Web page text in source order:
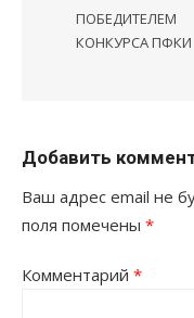
ПОБЕДИТЕЛЕМ
КОНКУРСА ПФКИ
Добавить
Ваш адрес email не
поля помечены *
Комментарий *